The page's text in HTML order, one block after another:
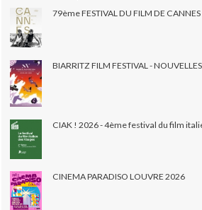
79ème FESTIVAL DU FILM DE CANNES
BIARRITZ FILM FESTIVAL -
CIAK ! 2026 - 4ème festival du film
CINEMA PARADISO LOUVRE 2026